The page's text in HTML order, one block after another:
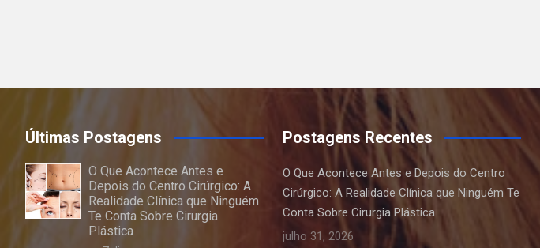
Últimas Postagens
O Que Acontece Antes e
Depois do Centro Cirúrgico: A
Realidade Clínica que Ninguém
Te Conta Sobre Cirurgia
Plástica
Postagens Recentes
O Que Acontece Antes e Depois do Centro
Cirúrgico: A Realidade Clínica que Ninguém Te
Conta Sobre Cirurgia Plástica
julho 31, 2026